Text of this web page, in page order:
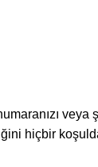
veya
hiçbir